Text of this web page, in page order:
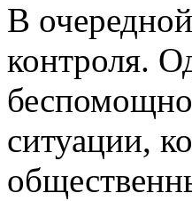
В
контроля.
ситуации,